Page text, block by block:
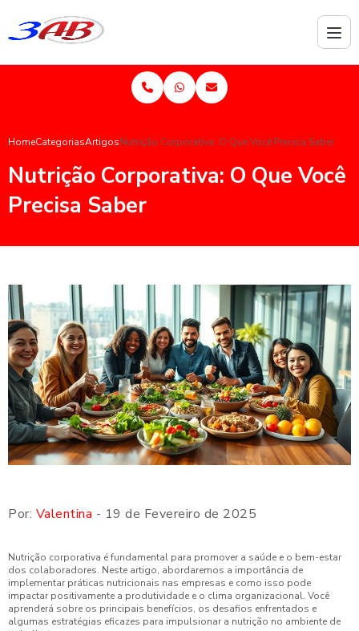
HomeCategoriasArtigosNutrição Corporativa: O Que Você Precisa Saber
Nutrição Corporativa: O Que Você
Precisa Saber
Por: Valentina - 19 de Fevereiro de 2025
Nutrição corporativa é fundamental para promover a saúde e o bem-estar
dos colaboradores. Neste artigo, abordaremos a importância de
implementar práticas nutricionais nas empresas e como isso pode
impactar positivamente a produtividade e o clima organizacional. Você
aprenderá sobre os principais benefícios, os desafios enfrentados e
algumas estratégias eficazes para impulsionar a nutrição no ambiente de